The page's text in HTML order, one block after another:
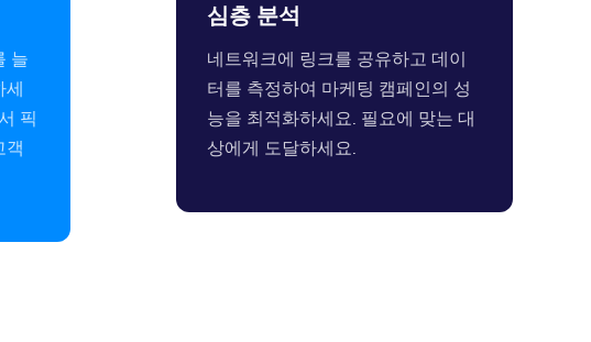
늘
세
픽
객
심층 분석
네트워크에 링크를 공유하고 데이
터를 측정하여 마케팅 캠페인의 성
능을 최적화하세요. 필요에 맞는 대
상에게 도달하세요.